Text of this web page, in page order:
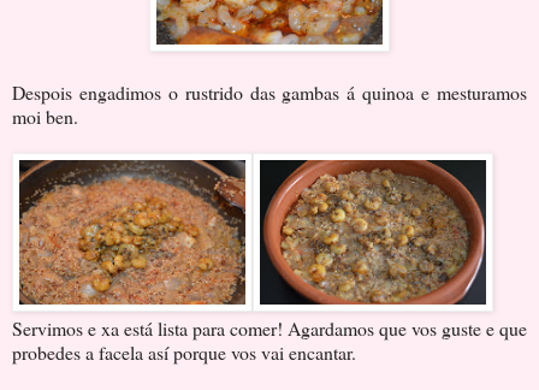
Despois engadimos o rustrido das gambas á quinoa e mesturamos
moi ben.
Servimos e xa está lista para comer! Agardamos que vos guste e que
probedes a facela así porque vos vai encantar.